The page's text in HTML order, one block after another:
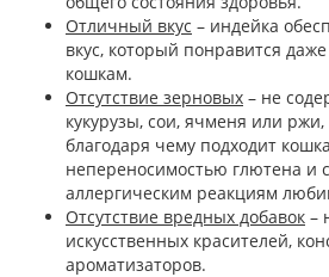
Отличный вкус – индейка
вкус, который понравится
кошкам.
Отсутствие зерновых – не
кукурузы, сои, ячменя или ржи,
благодаря чему подходит
непереносимостью глютена и
аллергическим реакциям
Отсутствие вредных добавок –
искусственных красителей,
ароматизаторов.